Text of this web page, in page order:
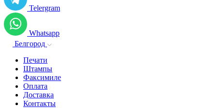
Telergram
Whatsapp
Белгород
Печати
Штампы
Факсимиле
Оплата
Доставка
Контакты